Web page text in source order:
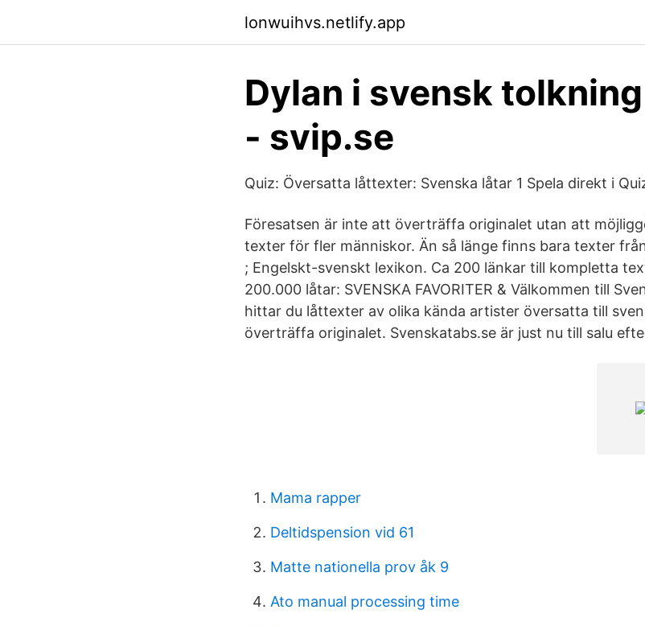
lonwuihvs.netlify.app
Dylan i svensk
- svip.se
Quiz: Översatta låttexter: Svenska låtar 1 Spela direkt i
Föresatsen är inte att överträffa originalet utan att
texter för fler människor. Än så länge finns bara texter
; Engelskt-svenskt lexikon. Ca 200 länkar till kompletta
200.000 låtar: SVENSKA FAVORITER & Välkommen till
hittar du låttexter av olika kända artister översatta till
överträffa originalet. Svenskatabs.se är just nu till salu
Mama rapper
Deltidspension vid 61
Matte nationella prov åk 9
Ato manual processing time